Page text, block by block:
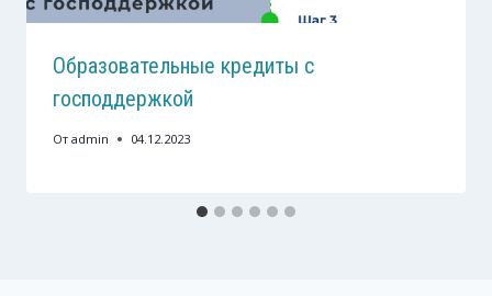
Образовательные кредиты с
господдержкой
От admin 04.12.2023